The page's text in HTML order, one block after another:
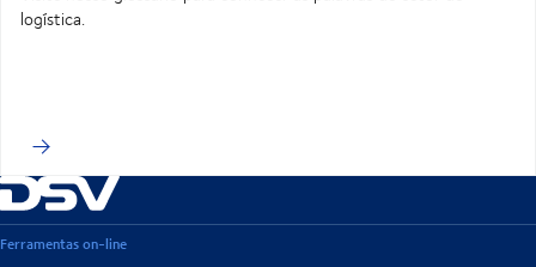
logística.
Ferramentas on-line